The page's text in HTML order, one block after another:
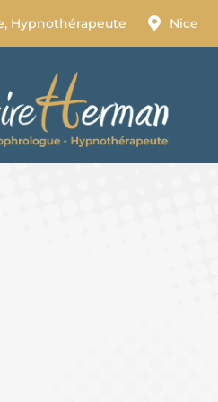
Hypnothérapeute Nice